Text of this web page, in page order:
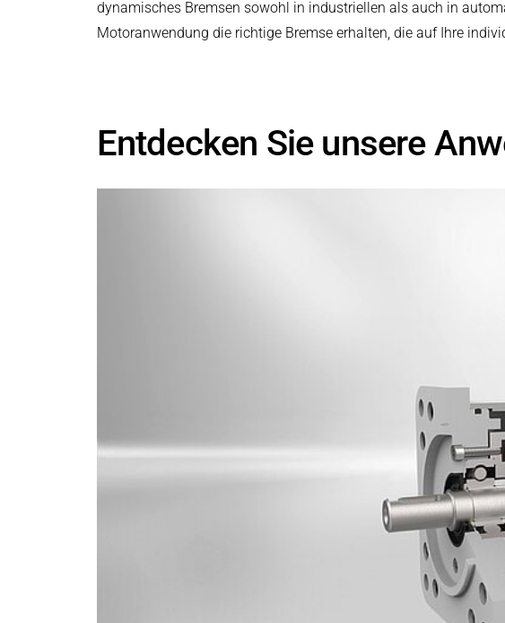
dynamisches Bremsen sowohl in industriellen als auch in
Motoranwendung die richtige Bremse erhalten, die auf Ihre
Entdecken Sie unsere